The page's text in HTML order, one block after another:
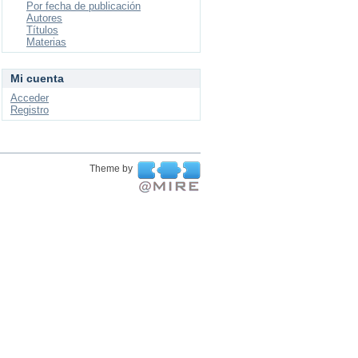
Por fecha de publicación
Autores
Títulos
Materias
Mi cuenta
Acceder
Registro
Theme by